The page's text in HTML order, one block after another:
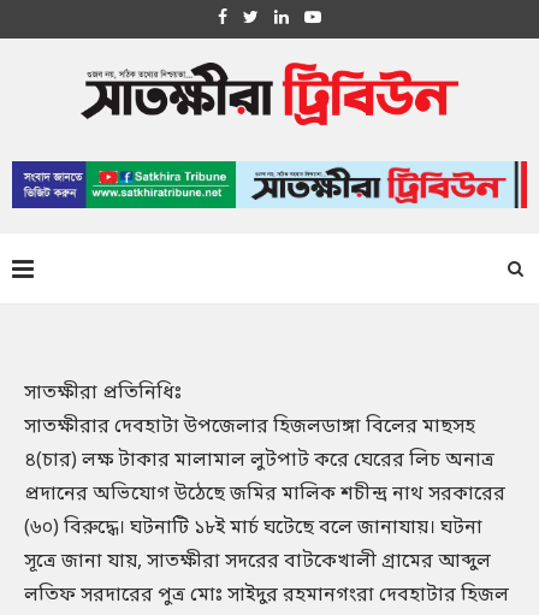
সাতক্ষীরা প্রতিনিধিঃ
সাতক্ষীরার দেবহাটা উপজেলার হিজলডাঙ্গা বিলের মাছসহ
৪(চার) লক্ষ টাকার মালামাল লুটপাট করে ঘেরের লিচ অনাত্র
প্রদানের অভিযোগ উঠেছে জমির মালিক শচীন্দ্র নাথ সরকারের
(৬০) বিরুদ্ধে। ঘটনাটি ১৮ই মার্চ ঘটেছে বলে জানাযায়। ঘটনা
সূত্রে জানা যায়, সাতক্ষীরা সদরের বাটকেখালী গ্রামের আব্দুল
লতিফ সরদারের পুত্র মােঃ সাইদুর রহমানগংরা দেবহাটার হিজল